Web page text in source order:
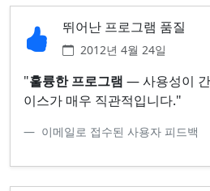
뛰어난 프로그램 품질
2012년 4월 24일
"훌륭한 프로그램 — 사용성이
이스가 매우 직관적입니다."
이메일로 접수된 사용자 피드백